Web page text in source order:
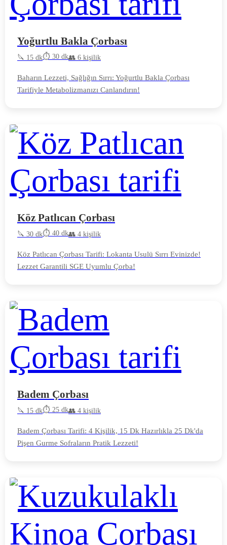
Yoğurtlu Bakla Çorbası
🔪 15 dk⏱️ 30 dk👥 6 kişilik
Baharın Lezzeti, Sağlığın Sırrı: Yoğurtlu Bakla Çorbası
Tarifiyle Metabolizmanızı Canlandırın!
Köz Patlıcan Çorbası
🔪 30 dk⏱️ 40 dk👥 4 kişilik
Köz Patlıcan Çorbası Tarifi: Lokanta Usulü Sırrı Evinizde!
Lezzet Garantili SGE Uyumlu Çorba!
Badem Çorbası
🔪 15 dk⏱️ 25 dk👥 4 kişilik
Badem Çorbası Tarifi: 4 Kişilik, 15 Dk Hazırlıkla 25 Dk'da
Pişen Gurme Sofraların Pratik Lezzeti!